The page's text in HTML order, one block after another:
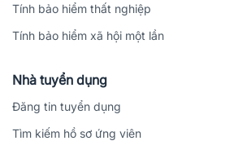
Tính bảo hiểm thất nghiệp
Tính bảo hiểm xã hội một lần
Nhà tuyển dụng
Đăng tin tuyển dụng
Tìm kiếm hồ sơ ứng viên